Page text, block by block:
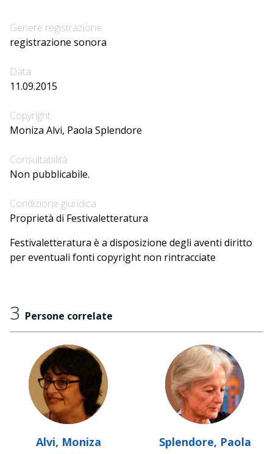
Genere registrazione
registrazione sonora
Data
11.09.2015
Copyright
Moniza Alvi, Paola Splendore
Consultabilità
Non pubblicabile.
Condizione giuridica
Proprietà di Festivaletteratura
Festivaletteratura è a disposizione degli aventi diritto
per eventuali fonti copyright non rintracciate
3 Persone correlate
Alvi, Moniza Splendore, Paola